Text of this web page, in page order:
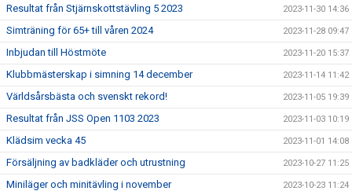
Resultat från Stjärnskottstävling 5 2023 2023-11-30 14:36
Simträning för 65+ till våren 2024 2023-11-28 09:47
Inbjudan till Höstmöte 2023-11-20 15:37
Klubbmästerskap i simning 14 december 2023-11-14 11:42
Världsårsbästa och svenskt rekord! 2023-11-05 19:39
Resultat från JSS Open 1103 2023 2023-11-03 10:19
Klädsim vecka 45 2023-11-01 14:08
Försäljning av badkläder och utrustning 2023-10-27 11:25
Miniläger och minitävling i november 2023-10-23 11:24